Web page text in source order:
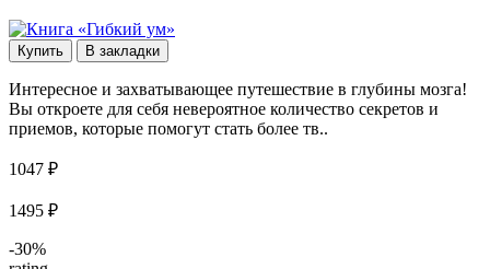
Купить В закладки
Интересное и захватывающее путешествие в глубины мозга!
Вы откроете для себя невероятное количество секретов и
приемов, которые помогут стать более тв..
1047 ₽
1495 ₽
-30%